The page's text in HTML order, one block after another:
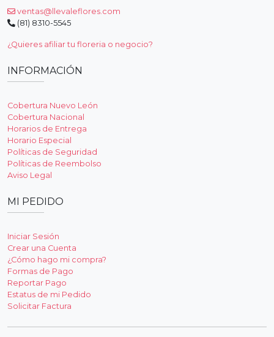
ventas@llevaleflores.com
(81) 8310-5545
¿Quieres afiliar tu floreria o negocio?
INFORMACIÓN
Cobertura Nuevo León
Cobertura Nacional
Horarios de Entrega
Horario Especial
Políticas de Seguridad
Políticas de Reembolso
Aviso Legal
MI PEDIDO
Iniciar Sesión
Crear una Cuenta
¿Cómo hago mi compra?
Formas de Pago
Reportar Pago
Estatus de mi Pedido
Solicitar Factura